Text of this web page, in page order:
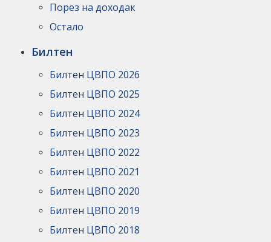
Порез на доходак
Остало
Билтен
Билтен ЦВПО 2026
Билтен ЦВПО 2025
Билтен ЦВПО 2024
Билтен ЦВПО 2023
Билтен ЦВПО 2022
Билтен ЦВПО 2021
Билтен ЦВПО 2020
Билтен ЦВПО 2019
Билтен ЦВПО 2018